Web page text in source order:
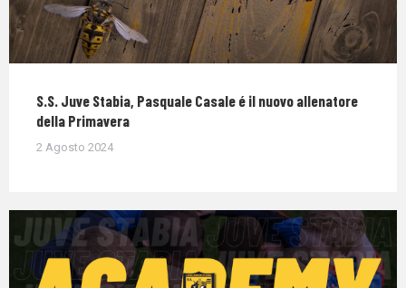
S.S. Juve Stabia, Pasquale Casale é il nuovo allenatore
della Primavera
2 Agosto 2024